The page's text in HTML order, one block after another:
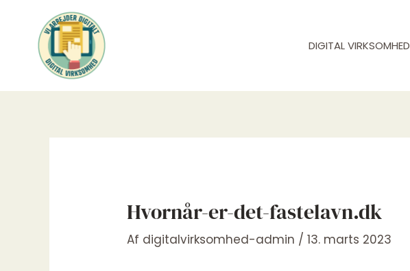
indholdet
DIGITAL VIRKSOMHED
Hvornår-er-det-fastelavn.dk
Af digitalvirksomhed-admin /13. marts 2023